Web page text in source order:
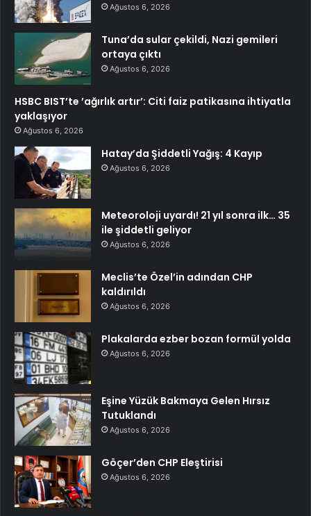
Ağustos 6, 2026
Tuna’da sular çekildi, Nazi gemileri
ortaya çıktı
Ağustos 6, 2026
HSBC BIST’te ’ağırlık artır’: Citi faiz patikasına ihtiyatla
yaklaşıyor
Ağustos 6, 2026
Hatay’da Şiddetli Yağış: 4 Kayıp
Ağustos 6, 2026
Meteoroloji uyardı! 21 yıl sonra ilk… 35
ile şiddetli geliyor
Ağustos 6, 2026
Meclis’te Özel’in adından CHP
kaldırıldı
Ağustos 6, 2026
Plakalarda ezber bozan formül yolda
Ağustos 6, 2026
Eşine Yüzük Bakmaya Gelen Hırsız
Tutuklandı
Ağustos 6, 2026
Göçer’den CHP Eleştirisi
Ağustos 6, 2026